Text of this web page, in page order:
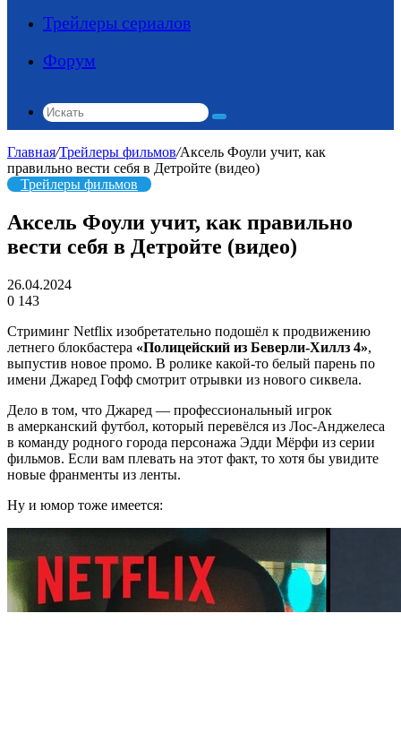
Трейлеры сериалов
Форум
Искать
Главная/Трейлеры фильмов/Аксель Фоули учит, как
правильно вести себя в Детройте (видео)
Трейлеры фильмов
Аксель Фоули учит, как правильно
вести себя в Детройте (видео)
26.04.2024
0 143
Стриминг Netflix изобретательно подошёл к продвижению
летнего блокбастера «Полицейский из Беверли-Хиллз 4»,
выпустив новое промо. В ролике какой-то белый парень по
имени Джаред Гофф смотрит отрывки из нового сиквела.
Дело в том, что Джаред — профессиональный игрок
в амерканский футбол, который перевёлся из Лос-Анджелеса
в команду родного города персонажа Эдди Мёрфи из серии
фильмов. Если вам плевать на этот факт, то хотя бы увидите
новые франменты из ленты.
Ну и юмор тоже имеется: